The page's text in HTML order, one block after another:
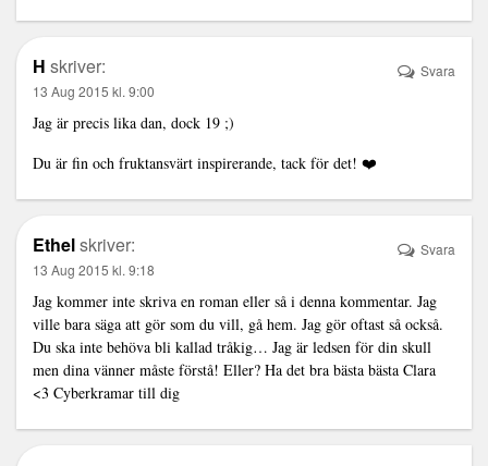
H skriver:
13 Aug 2015 kl. 9:00
Jag är precis lika dan, dock 19 ;)
Du är fin och fruktansvärt inspirerande, tack för det! ❤️
Svara
Ethelskriver:
13 Aug 2015 kl. 9:18
Jag kommer inte skriva en roman eller så i denna kommentar. Jag
ville bara säga att gör som du vill, gå hem. Jag gör oftast så också.
Du ska inte behöva bli kallad tråkig… Jag är ledsen för din skull
men dina vänner måste förstå! Eller? Ha det bra bästa bästa Clara
<3 Cyberkramar till dig
Svara